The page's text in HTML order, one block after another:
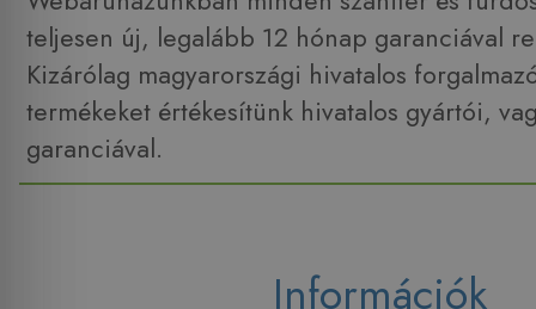
teljesen új, legalább 12 hónap garanciával
Kizárólag magyarországi hivatalos
termékeket értékesítünk hivatalos gyártói,
garanciával.
Információk